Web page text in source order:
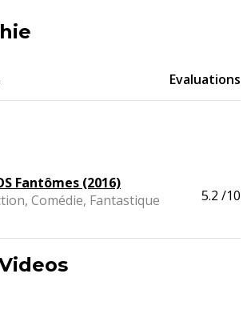
Evaluations
Fantômes (2016)
Comédie, Fantastique
5.2 /10